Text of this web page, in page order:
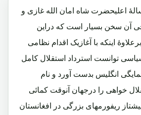
اعلیحضرت شاه امان الله غازی و
آن سخن بسیار است که دراین
اینکه با آغازیک اقدام نظامی
توانست استرداد استقلال کامل
انگلیس بدست آورد و نام
خواهی را درجهان آنوقت کمائی
ریفورمهای بزرگی در افغانستان